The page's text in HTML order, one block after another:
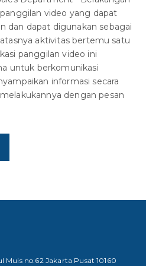
video yang dapat
dan dapat digunakan sebagai
aktivitas bertemu satu
panggilan video ini
untuk berkomunikasi
informasi secara
dengan pesan
Muis no.62 Jakarta Pusat 10160